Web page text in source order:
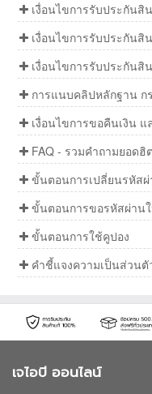
เงื่อนไขการรับประกันสิ
เงื่อนไขการรับประกันสิ
เงื่อนไขการรับประกันสิ
การแนบคลิปหลักฐาน
เงื่อนไขการขอคืนเงิน
FAQ - รวมคำถามยอดฮิต
ขั้นตอนการเปลี่ยนรหัส
ขั้นตอนการขอรหัสผ่าน
ขั้นตอนการใช้คูปอง
คำชี้แจงความเป็นส่วนตั
เจไอบี ออนไลน์